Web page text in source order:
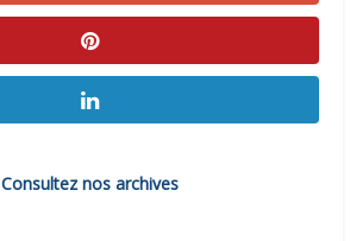
Consultez nos archives